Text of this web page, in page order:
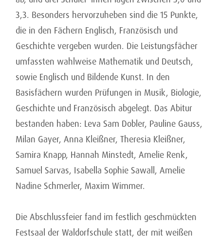
3,3. Besonders hervorzuheben sind die 15 Punkte,
die in den Fächern Englisch, Französisch und
Geschichte vergeben wurden. Die Leistungsfächer
umfassten wahlweise Mathematik und Deutsch,
sowie Englisch und Bildende Kunst. In den
Basisfächern wurden Prüfungen in Musik, Biologie,
Geschichte und Französisch abgelegt. Das Abitur
bestanden haben: Leva Sam Dobler, Pauline Gauss,
Milan Gayer, Anna Kleißner, Theresia Kleißner,
Samira Knapp, Hannah Minstedt, Amelie Renk,
Samuel Sarvas, Isabella Sophie Sawall, Amelie
Nadine Schmerler, Maxim Wimmer.
Die Abschlussfeier fand im festlich geschmückten
Festsaal der Waldorfschule statt, der mit weißen